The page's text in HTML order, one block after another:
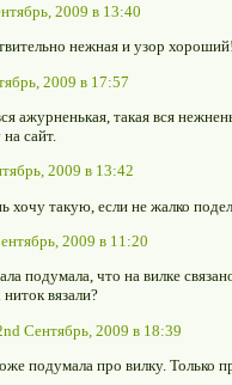
2009 в 13:40
нежная и узор
2009 в 17:57
ажурненькая, такая вся
сайт.
2009 в 13:42
хочу такую, если не жалко
2009 в 11:20
подумала, что на вилке
вязали?
Сентябрь, 2009 в 18:39
подумала про вилку. Только